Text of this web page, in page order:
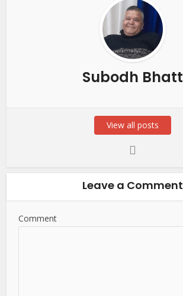
Subodh Bhatt
View all posts
Leave a Comment
Comment